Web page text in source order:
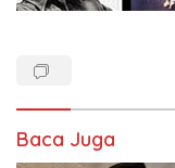
Baca Juga